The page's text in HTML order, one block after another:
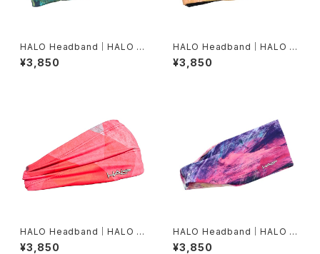
HALO Headband｜HALO バ
ンディット JP（Movas）
¥3,850
HALO Headband｜HALO バ
ンディット JP（Air modern oi
l）
¥3,850
HALO Headband｜HALO バ
ンディット JP（Vinst）
¥3,850
HALO Headband｜HALO バ
ンディット JP（dusk）
¥3,850